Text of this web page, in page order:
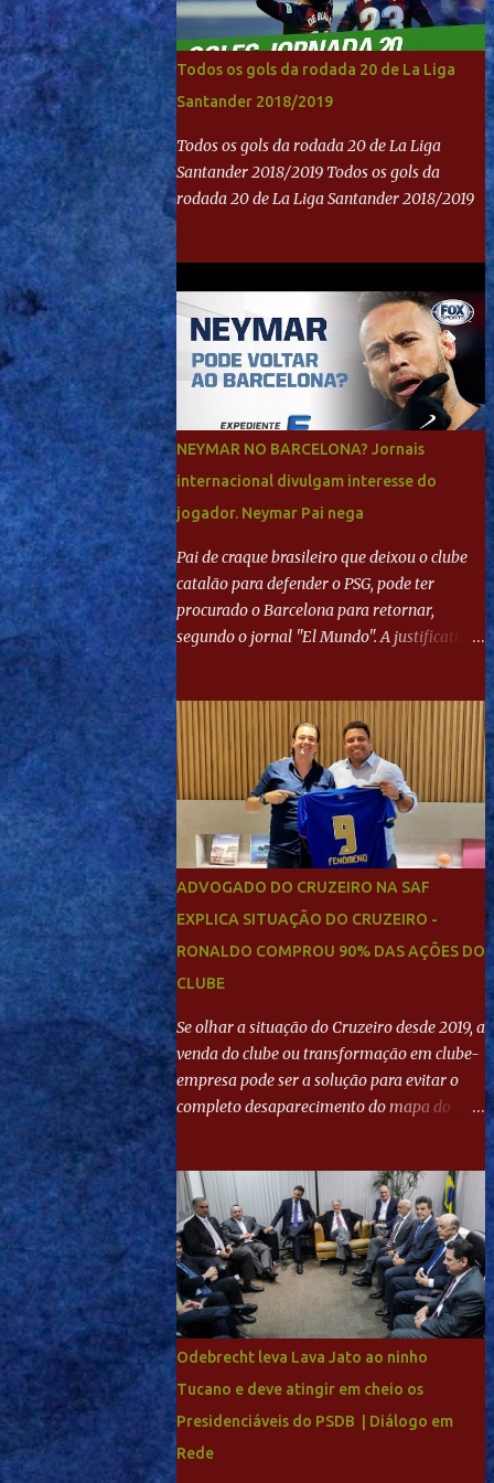
Todos os gols da rodada 20 de La Liga
Santander 2018/2019
Todos os gols da rodada 20 de La Liga
Santander 2018/2019 Todos os gols da
rodada 20 de La Liga Santander 2018/2019
NEYMAR NO BARCELONA? Jornais
internacional divulgam interesse do
jogador. Neymar Pai nega
Pai de craque brasileiro que deixou o clube
catalão para defender o PSG, pode ter
procurado o Barcelona para retornar,
segundo o jornal "El Mundo". A justificativa
"Mundo Deportivo", o empresário, Neymar
Pai, negou NEYMAR NO BARCELONA?
Jornais internacional divulgam interesse do
jogador. Neymar Pai nega
ADVOGADO DO CRUZEIRO NA SAF
EXPLICA SITUAÇÃO DO CRUZEIRO -
RONALDO COMPROU 90% DAS AÇÕES DO
CLUBE
Se olhar a situação do Cruzeiro desde 2019, a
venda do clube ou transformação em clube-
empresa pode ser a solução para evitar o
completo desaparecimento do mapa do
de milhões agora seja mercantil. Segundo
apuração da Itatiaia, Fenômeno comprou
90% das ações por R$ 400 milhões. Aporte
feito imediatamente para pagamento de
dívidas emergenciais e investimentos no
departamento de futebol. O projeto
apresentado para a recuperação do
Ronaldo sendo solidário à dívida de R$ 1
bilhão a partir de agora, mais o peso que o
ex-atacante tem no mundo do futebol, além
Odebrecht leva Lava Jato ao ninho
Tucano e deve atingir em cheio os
Presidenciáveis do PSDB | Diálogo em
Rede